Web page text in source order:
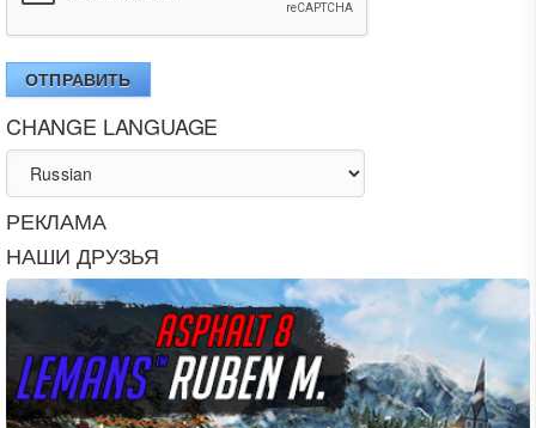
ОТПРАВИТЬ
CHANGE LANGUAGE
РЕКЛАМА
НАШИ ДРУЗЬЯ